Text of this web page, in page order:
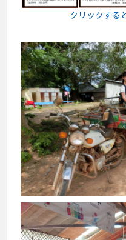
クリックする